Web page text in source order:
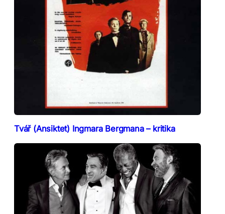
Tvář (Ansiktet) Ingmara Bergmana – kritika